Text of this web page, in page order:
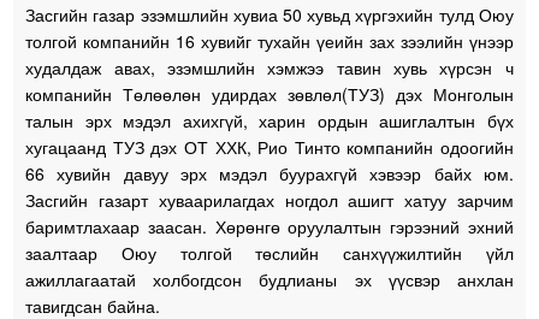
Засгийн газар эзэмшлийн хувиа 50 хувьд хүргэхийн тулд Оюу
толгой компанийн 16 хувийг тухайн үеийн зах зээлийн үнээр
худалдаж авах, эзэмшлийн хэмжээ тавин хувь хүрсэн ч
компанийн Төлөөлөн удирдах зөвлөл(ТУЗ) дэх Монголын
талын эрх мэдэл ахихгүй, харин ордын ашиглалтын бүх
хугацаанд ТУЗ дэх ОТ ХХК, Рио Тинто компанийн одоогийн
66 хувийн давуу эрх мэдэл буурахгүй хэвээр байх юм.
Засгийн газарт хуваарилагдах ногдол ашигт хатуу зарчим
баримтлахаар заасан. Хөрөнгө оруулалтын гэрээний эхний
заалтаар Оюу толгой төслийн санхүүжилтийн үйл
ажиллагаатай холбогдсон будлианы эх үүсвэр анхлан
тавигдсан байна.